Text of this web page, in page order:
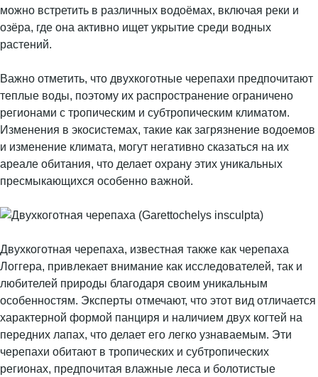
можно встретить в различных водоёмах, включая реки и
озёра, где она активно ищет укрытие среди водных
растений.
Важно отметить, что двухкоготные черепахи предпочитают
теплые воды, поэтому их распространение ограничено
регионами с тропическим и субтропическим климатом.
Изменения в экосистемах, такие как загрязнение водоемов
и изменение климата, могут негативно сказаться на их
ареале обитания, что делает охрану этих уникальных
пресмыкающихся особенно важной.
Двухкоготная черепаха, известная также как черепаха
Логгера, привлекает внимание как исследователей, так и
любителей природы благодаря своим уникальным
особенностям. Эксперты отмечают, что этот вид отличается
характерной формой панциря и наличием двух когтей на
передних лапах, что делает его легко узнаваемым. Эти
черепахи обитают в тропических и субтропических
регионах, предпочитая влажные леса и болотистые